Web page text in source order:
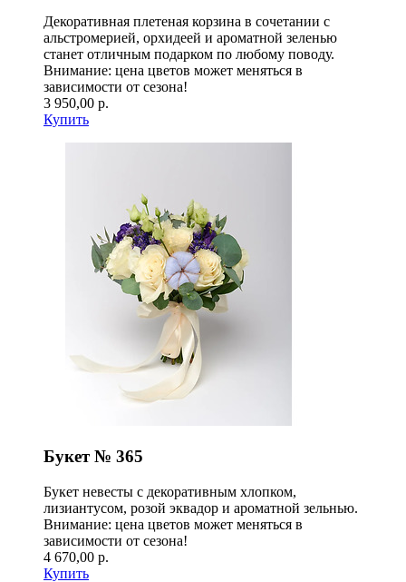
Декоративная плетеная корзина в сочетании с
альстромерией, орхидеей и ароматной зеленью
станет отличным подарком по любому поводу.
Внимание: цена цветов может меняться в
зависимости от сезона!
3 950,00 р.
Купить
Букет № 365
Букет невесты с декоративным хлопком,
лизиантусом, розой эквадор и ароматной зельнью.
Внимание: цена цветов может меняться в
зависимости от сезона!
4 670,00 р.
Купить